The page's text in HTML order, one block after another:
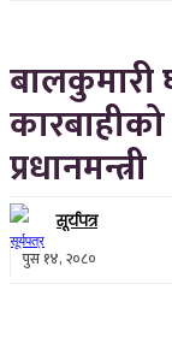
बालकुमारी
प्रधानमन्त्री
सूर्यपत्र
पुस १४, २०८०